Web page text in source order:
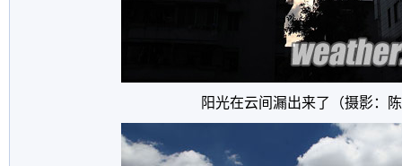
阳光在云间漏出来了（摄影：